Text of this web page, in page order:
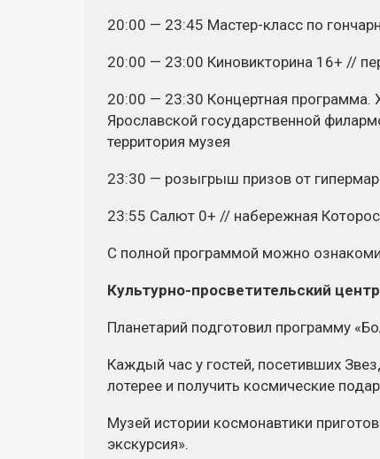
20:00 — 23:45 Мастер-класс по
20:00 — 23:00 Киновикторина 16+ //
20:00 — 23:30 Концертная программа.
Ярославской государственной
территория музея
23:30 — розыгрыш призов от
23:55 Салют 0+ // набережная
С полной программой можно
Культурно-просветительский
Планетарий подготовил программу
Каждый час у гостей, посетивших
лотерее и получить космические
Музей истории космонавтики
экскурсия».